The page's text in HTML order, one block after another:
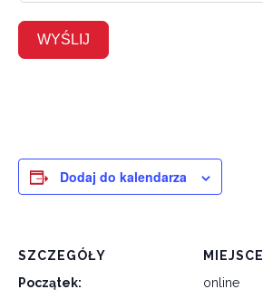
WYŚLIJ
Dodaj do kalendarza
SZCZEGÓŁY
Początek:
MIEJSCE
online